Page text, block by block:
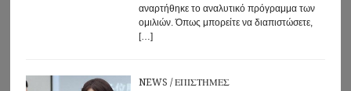
αναρτήθηκε το αναλυτικό πρόγραμμα των
ομιλιών. Όπως μπορείτε να διαπιστώσετε,
[…]
NEWS /ΕΠΙΣΤΗΜΕΣ